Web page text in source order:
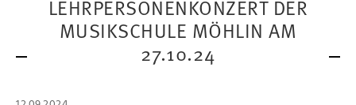
LEHRPERSONENKONZERT DER
MUSIKSCHULE MÖHLIN AM
27.10.24